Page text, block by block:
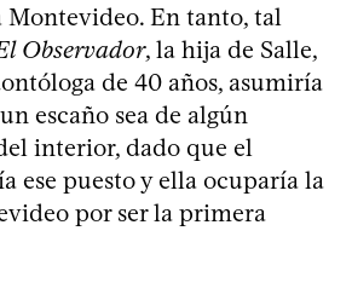
Montevideo. En tanto, tal
Observador, la hija de Salle,
de 40 años, asumiría
escaño sea de algún
interior, dado que el
ese puesto y ella ocuparía la
por ser la primera